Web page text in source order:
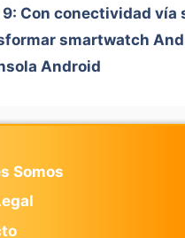
9: Con conectividad vía
smartwatch
Android
Somos